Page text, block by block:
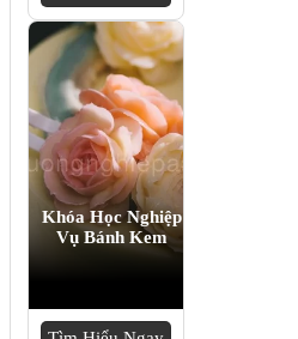
Khóa Học Nghiệp
Vụ Bánh Kem